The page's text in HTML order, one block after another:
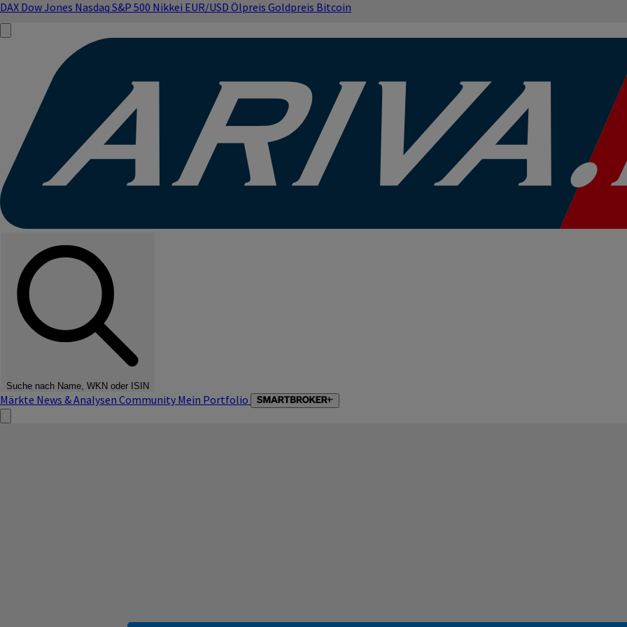
DAX Dow Jones Nasdaq S&P 500 Nikkei EUR/USD Ölpreis Goldpreis Bitcoin
Suche nach Name, WKN oder ISIN
Märkte News & Analysen Community Mein Portfolio